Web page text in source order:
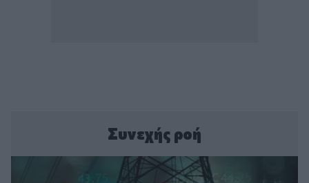
Συνεχής ροή